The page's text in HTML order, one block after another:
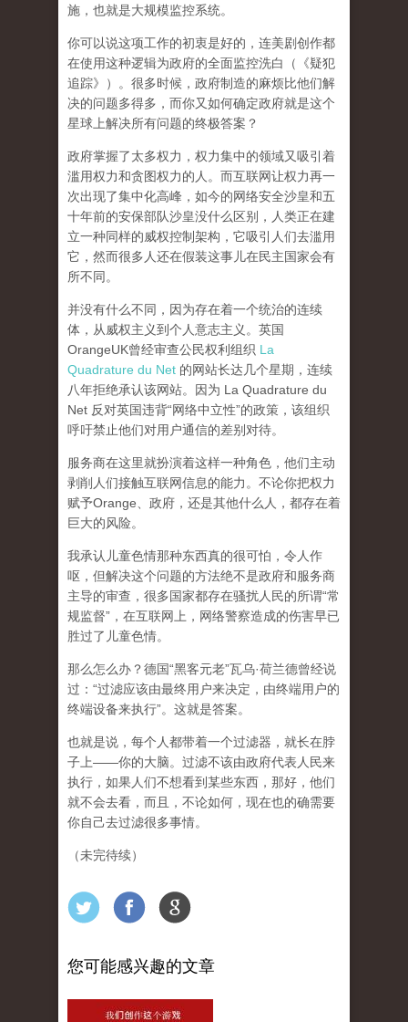
施，也就是大规模监控系统。
你可以说这项工作的初衷是好的，连美剧创作都
在使用这种逻辑为政府的全面监控洗白（《疑犯
追踪》）。 很多时候，政府制造的麻烦比他们解
决的问题多得多，而你又如何确定政府就是这个
星球上解决所有问题的终极答案？
政府掌握了太多权力，权力集中的领域又吸引着
滥用权力和贪图权力的人。而互联网让权力再一
次出现了集中化高峰， 如今的网络安全沙皇和五
十年前的安保部队沙皇没什么区别，人类正在建
立一种同样的威权控制架构，它吸引人们去滥用
它，然而很多人还在假装这事儿在民主国家会有
所不同。
并没有什么不同，因为存在着一个统治的连续
体，从威权主义到个人意志主义。英国
OrangeUK曾经审查公民权利组织 La
Quadrature du Net 的网站长达几个星期，连续
八年拒绝承认该网站。因为 La Quadrature du
Net 反对英国违背“网络中立性”的政策，该组织
呼吁禁止他们对用户通信的差别对待。
服务商在这里就扮演着这样一种角色，他们主动
剥削人们接触互联网信息的能力。不论你把权力
赋予Orange、政府，还是其他什么人，都存在着
巨大的风险。
我承认儿童色情那种东西真的很可怕，令人作
呕，但解决这个问题的方法绝不是政府和服务商
主导的审查，很多国家都存在骚扰人民的所谓“常
规监督”，在互联网上，网络警察造成的伤害早已
胜过了儿童色情。
那么怎么办？德国“黑客元老”瓦乌·荷兰德曾经说
过：“过滤应该由最终用户来决定，由终端用户的
终端设备来执行”。这就是答案。
也就是说，每个人都带着一个过滤器，就长在脖
子上——你的大脑。过滤不该由政府代表人民来
执行，如果人们不想看到某些东西，那好，他们
就不会去看，而且，不论如何，现在也的确需要
你自己去过滤很多事情。
（未完待续）
您可能感兴趣的文章